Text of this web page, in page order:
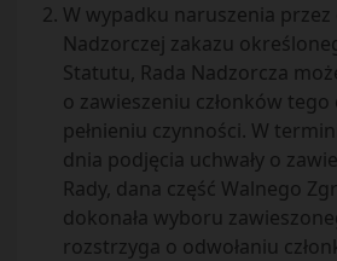
W wypadku naruszenia przez
Nadzorczej zakazu
Statutu, Rada Nadzorcza
o zawieszeniu członków
pełnieniu czynności. W
dnia podjęcia uchwały o
Rady, dana część Walnego
dokonała wyboru
rozstrzyga o odwołaniu